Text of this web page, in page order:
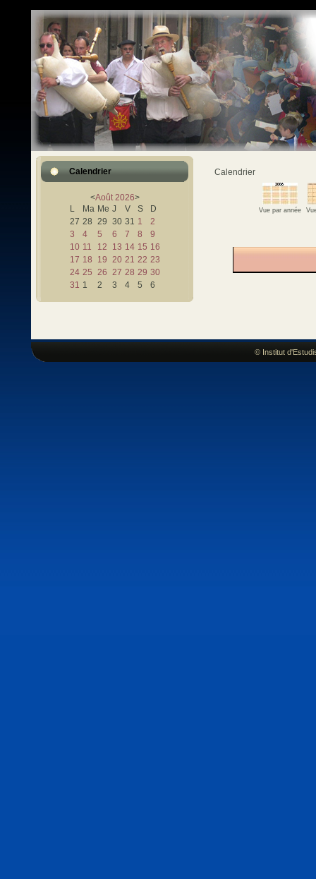
Calendrier
<Août 2026>
L
Ma Me J V S
D
27 28 29 30 31 1
2
3
4 5 6 7 8
9
10 11 12 13 14 15 16
17 18 19 20 21 22 23
24 25 26 27 28 29 30
31 1 2 3 4 5 6
Calendrier
Vue par année
© Institut